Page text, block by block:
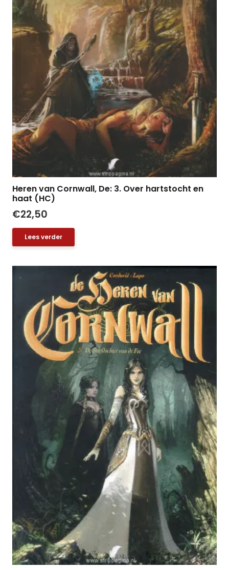
Heren van Cornwall, De: 3. Over hartstocht en
haat (HC)
€22,50
Lees verder